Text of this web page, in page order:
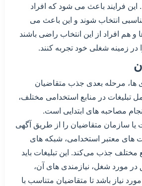
این فرایند باعث می شود که افراد
انتخاب شوند و این باعث می
افراد از این انتخاب راضی باشند
زمینه شغلی خود تجربه کنند.
ها، مرحله بعدی جذب متقاضیان
تبلیغات در منابع استخدامی مختلف،
مصاحبه های ابتدایی است.
سازمان متقاضیان را از طریق آگهی
های معتبر استخدامی، شبکه های
مختلف جذب می‌کند. این تبلیغات باید
مورد شغل، نیازمندی های آن،
نیاز باشد تا متقاضیان متناسب با